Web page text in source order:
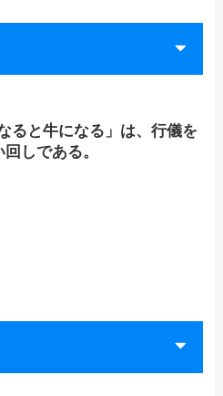
ると牛になる」は、行儀を
しである。